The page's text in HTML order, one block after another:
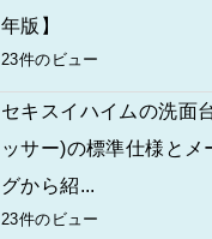
年版】
23件のビュー
セキスイハイムの洗面
ッサー)の標準仕様とメ
グから紹...
23件のビュー